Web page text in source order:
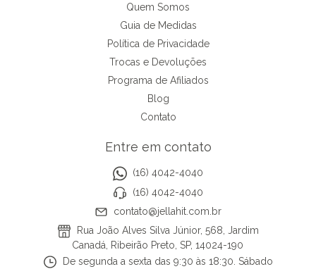
Quem Somos
Guia de Medidas
Política de Privacidade
Trocas e Devoluções
Programa de Afiliados
Blog
Contato
Entre em contato
(16) 4042-4040
(16) 4042-4040
contato@jellahit.com.br
Rua João Alves Silva Júnior, 568, Jardim
Canadá, Ribeirão Preto, SP, 14024-190
De segunda a sexta das 9:30 às 18:30. Sábado